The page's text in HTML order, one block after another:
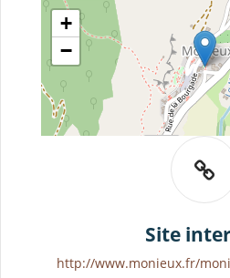
+
−
Site
http://www.monieux.fr/